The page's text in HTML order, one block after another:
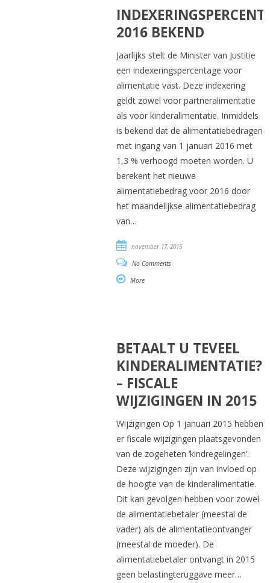
2016 BEKEND
Jaarlijks stelt de Minister van Justitie
een indexeringspercentage voor
alimentatie vast. Deze indexering
geldt zowel voor partneralimentatie
als voor kinderalimentatie. Inmiddels
is bekend dat de alimentatiebedragen
met ingang van 1 januari 2016 met
1,3 % verhoogd moeten worden. U
berekent het nieuwe
alimentatiebedrag voor 2016 door
het maandelijkse alimentatiebedrag
van…
november 17, 2015
No Comments
More
BETAALT U TEVEEL
KINDERALIMENTATIE?
– FISCALE
WIJZIGINGEN IN 2015
Wijzigingen Op 1 januari 2015 hebben
er fiscale wijzigingen plaatsgevonden
van de zogeheten ‘kindregelingen’.
Deze wijzigingen zijn van invloed op
de hoogte van de kinderalimentatie.
Dit kan gevolgen hebben voor zowel
de alimentatiebetaler (meestal de
vader) als de alimentatieontvanger
(meestal de moeder). De
alimentatiebetaler ontvangt in 2015
geen belastingteruggave meer…